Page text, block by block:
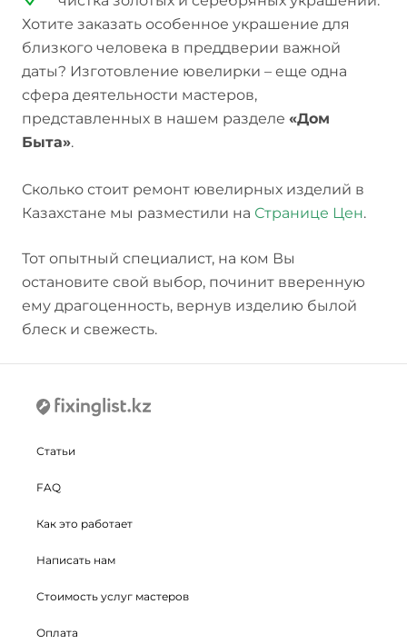
Хотите заказать особенное украшение для
близкого человека в преддверии важной
даты? Изготовление ювелирки – еще одна
сфера деятельности мастеров,
представленных в нашем разделе «Дом
Быта».
Сколько стоит ремонт ювелирных изделий в
Казахстане мы разместили на Странице Цен.
Тот опытный специалист, на ком Вы
остановите свой выбор, починит вверенную
ему драгоценность, вернув изделию былой
блеск и свежесть.
Статьи
FAQ
Как это работает
Написать нам
Стоимость услуг мастеров
Оплата